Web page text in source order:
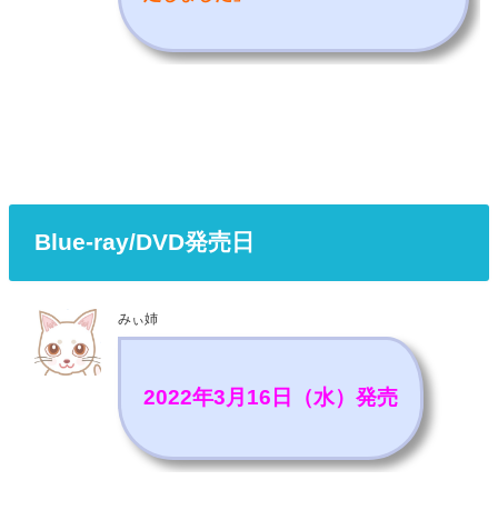
Blue-ray/DVD発売日
みぃ姉
2022年3月16日（水）発売